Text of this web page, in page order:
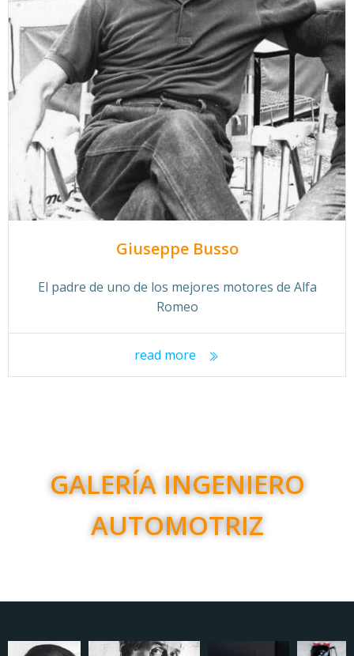
Giuseppe Busso
El padre de uno de los mejores motores de Alfa
Romeo
read more
GALERÍA INGENIERO
AUTOMOTRIZ